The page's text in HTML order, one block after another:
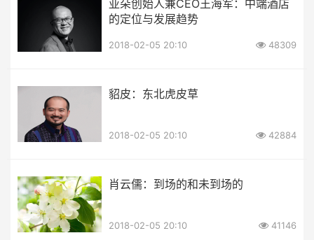
亚朵创始人兼CEO王海军：中端酒店
的定位与发展趋势
2018-02-05 20:10 48309
貂皮：东北虎皮草
2018-02-05 20:10 42884
肖云儒：到场的和未到场的
2018-02-05 20:10 41146